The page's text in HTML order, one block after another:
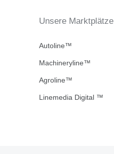
Unsere Marktplätze
Autoline™
Machineryline™
Agroline™
Linemedia Digital ™